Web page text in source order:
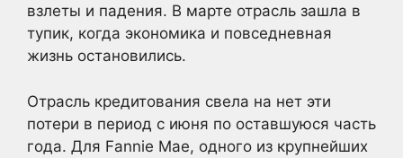
взлеты и падения. В марте отрасль зашла в
тупик, когда экономика и повседневная
жизнь остановились.
Отрасль кредитования свела на нет эти
потери в период с июня по оставшуюся часть
года. Для Fannie Mae, одного из крупнейших